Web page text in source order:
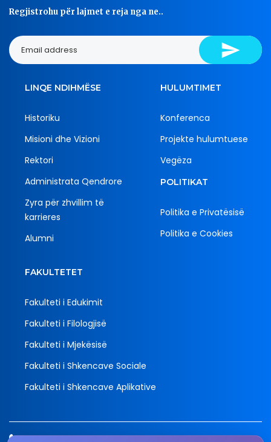
Regjistrohu për lajmet e reja nga ne..
LINQE NDIHMËSE
Historiku
Misioni dhe Vizioni
Rektori
Administrata Qendrore
Zyra për zhvillim të
karrieres
Alumni
HULUMTIMET
Konferenca
Projekte hulumtuese
Vegëza
POLITIKAT
Politika e Privatësisë
Politika e Cookies
FAKULTETET
Fakulteti i Edukimit
Fakulteti i Filologjisë
Fakulteti i Mjekësisë
Fakulteti i Shkencave Sociale
Fakulteti i Shkencave Aplikative